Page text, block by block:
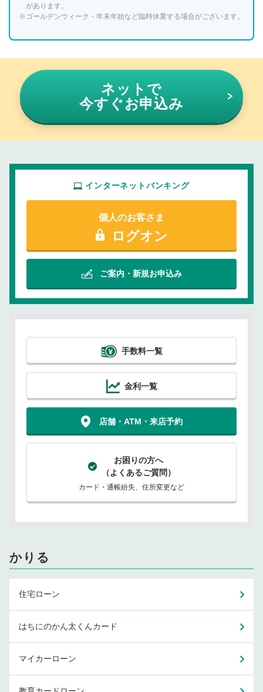
があります。
※ゴールデンウィーク・年末年始など臨時休業する場合がございます。
ネットで
今すぐお申込み
インターネットバンキング
個人のお客さま
ログオン
ご案内・新規お申込み
手数料一覧
金利一覧
店舗・ATM・来店予約
お困りの方へ
（よくあるご質問）
カード・通帳紛失、住所変更など
かりる
住宅ローン
はちにのかん太くんカード
マイカーローン